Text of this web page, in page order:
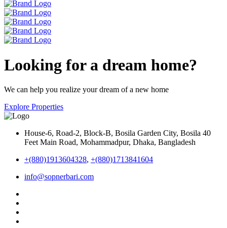
Looking for a dream home?
We can help you realize your dream of a new home
Explore Properties
House-6, Road-2, Block-B, Bosila Garden City, Bosila 40
Feet Main Road, Mohammadpur, Dhaka, Bangladesh
+(880)1913604328, +(880)1713841604
info@sopnerbari.com